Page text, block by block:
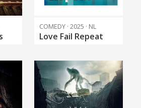
COMEDY · 2025 · NL
Love Fail Repeat